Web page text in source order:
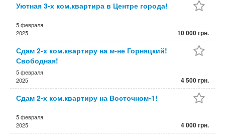
Уютная 3-х ком.квартира в Центре города!
5 февраля
2025
10 000 грн.
Сдам 2-х ком.квартиру на м-не Горняцкий!
Свободная!
5 февраля
2025
4 500 грн.
Сдам 2-х ком.квартиру на Восточном-1!
5 февраля
2025
4 000 грн.